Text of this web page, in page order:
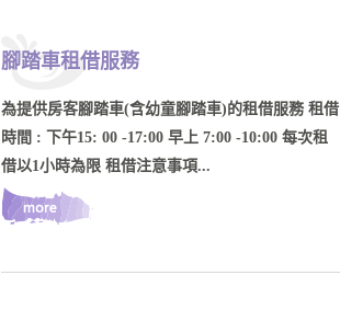
腳踏車租借服務
為提供房客腳踏車(含幼童腳踏車)的租借服務 租借
時間 : 下午15: 00 -17:00 早上 7:00 -10:00 每次租
借以1小時為限 租借注意事項...